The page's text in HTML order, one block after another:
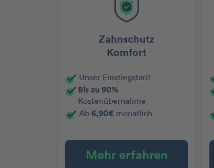
Zahnschutz
Komfort
Unser Einstiegstarif
Bis zu 90%
Kostenübernahme
Ab 6,90€ monatlich
Mehr erfahren